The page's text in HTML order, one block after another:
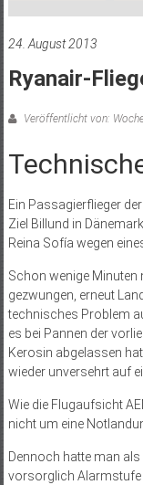
24. August 2013
Ryanair-
Veröffentlicht von:
Ein Passagierflieger
Ziel Billund in
Reina Sofía wegen
Schon wenige
gezwungen, erneut
technisches Problem
es bei Pannen der
Kerosin abgelassen
wieder unversehrt auf
Wie die Flugaufsicht
nicht um eine
Dennoch hatte man
vorsorglich Alarmstufe